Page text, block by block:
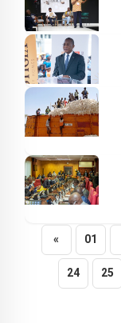
« 01
24 25